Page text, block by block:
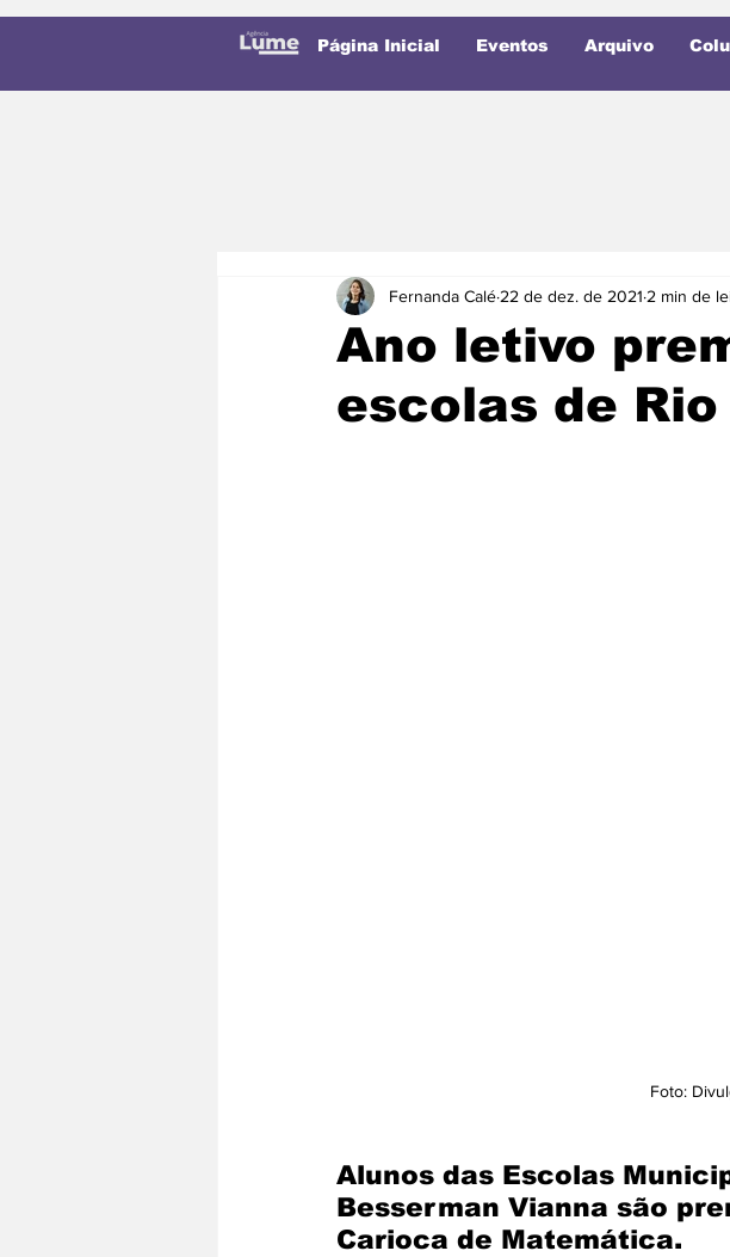
Página Inicial Eventos Arquivo
Ano letivo
escolas de
Fernanda Calé 22 de dez. de 2021 2 min de
Foto:
Alunos das Escolas
Besserman Vianna são
Carioca de Matemática.